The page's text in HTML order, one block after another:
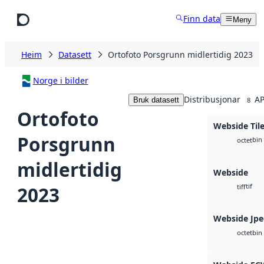
Finn data Meny
Heim Datasett Ortofoto Porsgrunn midlertidig 2023
Norge i bilder
Ortofoto
Porsgrunn
midlertidig
2023
Bruk datasett Distribusjonar 8
Webside
octetbin
Webside
tifftif
Webside
octetbin